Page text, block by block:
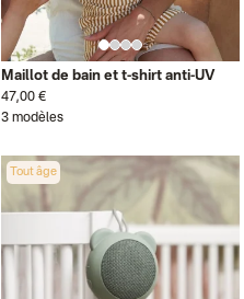
Maillot de bain et t-shirt anti-UV
47,00 €
3 modèles
Tout âge